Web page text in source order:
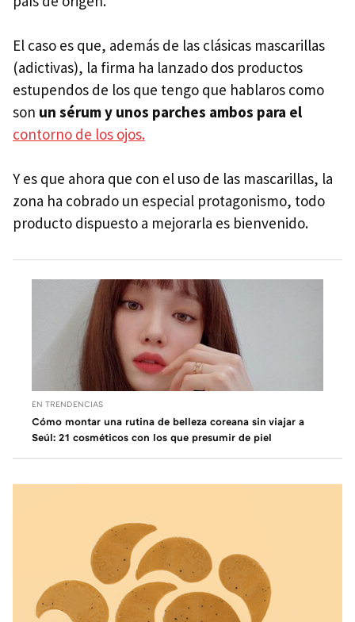
El caso es que, además de las clásicas mascarillas
(adictivas), la firma ha lanzado dos productos
estupendos de los que tengo que hablaros como
son un sérum y unos parches ambos para el
contorno de los ojos.
Y es que ahora que con el uso de las mascarillas, la
zona ha cobrado un especial protagonismo, todo
producto dispuesto a mejorarla es bienvenido.
EN TRENDENCIAS
Cómo montar una rutina de belleza coreana sin viajar a
Seúl: 21 cosméticos con los que presumir de piel